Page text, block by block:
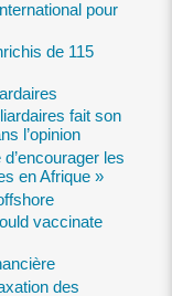
pour
de 115
fait son
l’opinion
les
en Afrique »
vaccinate
des